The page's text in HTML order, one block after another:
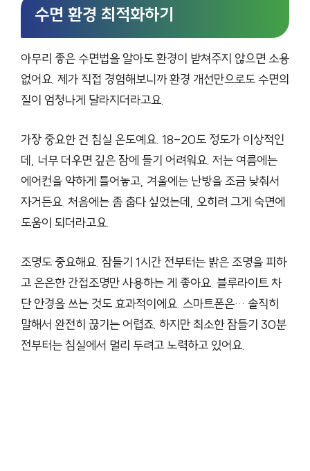
수면 환경 최적화하기
아무리 좋은 수면법을 알아도 환경이 받쳐주지 않으면 소용
없어요. 제가 직접 경험해보니까 환경 개선만으로도 수면의
질이 엄청나게 달라지더라고요.
가장 중요한 건 침실 온도예요. 18-20도 정도가 이상적인
데, 너무 더우면 깊은 잠에 들기 어려워요. 저는 여름에는
에어컨을 약하게 틀어놓고, 겨울에는 난방을 조금 낮춰서
자거든요. 처음에는 좀 춥다 싶었는데, 오히려 그게 숙면에
도움이 되더라고요.
조명도 중요해요. 잠들기 1시간 전부터는 밝은 조명을 피하
고 은은한 간접조명만 사용하는 게 좋아요. 블루라이트 차
단 안경을 쓰는 것도 효과적이에요. 스마트폰은… 솔직히
말해서 완전히 끊기는 어렵죠. 하지만 최소한 잠들기 30분
전부터는 침실에서 멀리 두려고 노력하고 있어요.